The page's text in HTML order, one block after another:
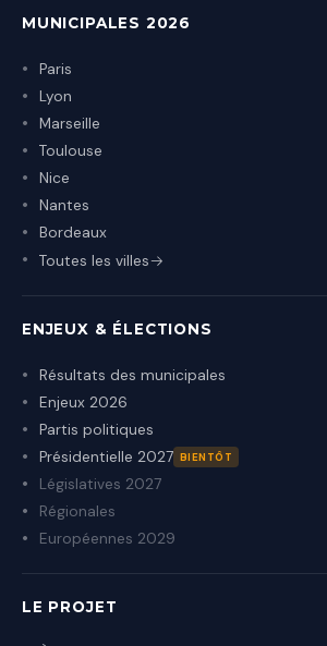
MUNICIPALES 2026
Paris
Lyon
Marseille
Toulouse
Nice
Nantes
Bordeaux
Toutes les villes
ENJEUX & ÉLECTIONS
Résultats des municipales
Enjeux 2026
Partis politiques
Présidentielle 2027 BIENTÔT
Législatives 2027
Régionales
Européennes 2029
LE PROJET